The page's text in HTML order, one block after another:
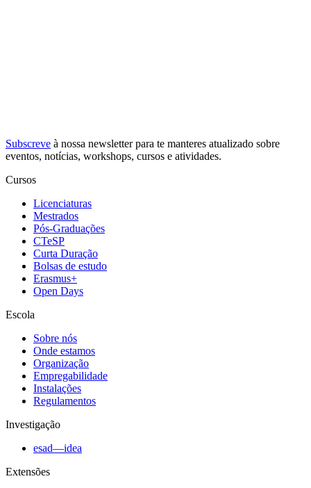
Subscreve à nossa newsletterpara te manteres atualizado sobre
eventos, notícias, workshops, cursos e atividades.
Cursos
Licenciaturas
Mestrados
Pós-Graduações
CTeSP
Curta Duração
Bolsas de estudo
Erasmus+
Open Days
Escola
Sobre nós
Onde estamos
Organização
Empregabilidade
Instalações
Regulamentos
Investigação
esad—idea
Extensões